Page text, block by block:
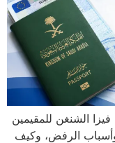
الشنغن للمقيمين
الرفض، وكيف